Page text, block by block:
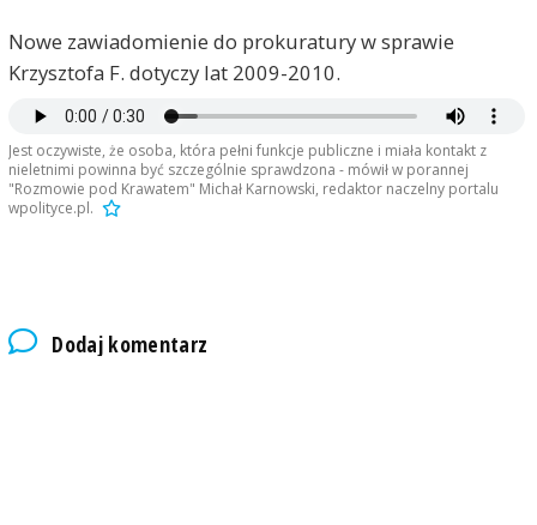
Nowe zawiadomienie do prokuratury w sprawie
Krzysztofa F. dotyczy lat 2009-2010.
Jest oczywiste, że osoba, która pełni funkcje publiczne i miała kontakt z
nieletnimi powinna być szczególnie sprawdzona - mówił w porannej
"Rozmowie pod Krawatem" Michał Karnowski, redaktor naczelny portalu
wpolityce.pl.
Dodaj komentarz